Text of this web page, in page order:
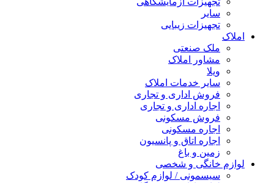
سایر
تجهیزات زیبایی
املاک
ملک صنعتی
مشاور املاک
ویلا
سایر خدمات املاک
فروش اداری و تجاری
اجاره اداری و تجاری
فروش مسکونی
اجاره مسکونی
اجاره اتاق و پانسیون
زمین و باغ
لوازم خانگی و شخصی
سیسمونی / لوازم کودک